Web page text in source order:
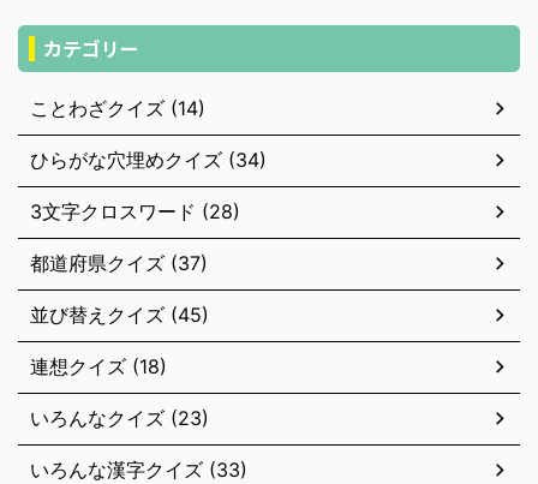
カテゴリー
ことわざクイズ (14)
ひらがな穴埋めクイズ (34)
3文字クロスワード (28)
都道府県クイズ (37)
並び替えクイズ (45)
連想クイズ (18)
いろんなクイズ (23)
いろんな漢字クイズ (33)